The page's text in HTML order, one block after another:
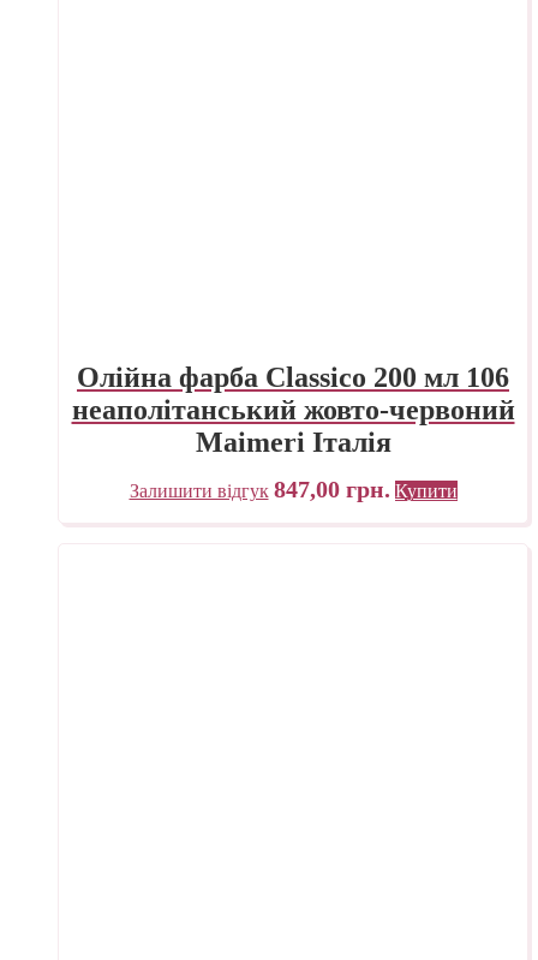
Олійна фарба Classico 200 мл 106
неаполітанський жовто-червоний
Maimeri Італія
Залишити відгук 847,00 грн. Купити